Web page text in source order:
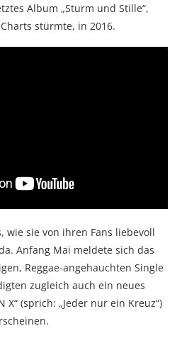
Album „Sturm und Stille“,
stürmte, in 2016.
wie sie von ihren Fans liebevoll
Anfang Mai meldete sich das
Reggae-angehauchten Single
zugleich auch ein neues
X“ (sprich: „Jeder nur ein Kreuz“)